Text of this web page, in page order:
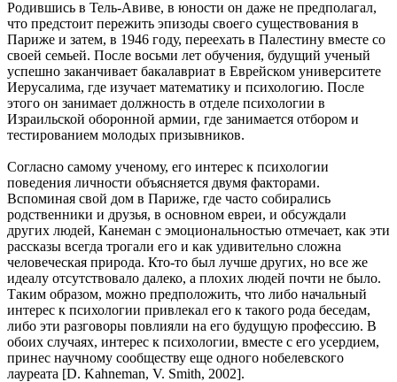
Родившись в Тель-Авиве, в юности он даже не предполагал,
что предстоит пережить эпизоды своего существования в
Париже и затем, в 1946 году, переехать в Палестину вместе со
своей семьей. После восьми лет обучения, будущий ученый
успешно заканчивает бакалавриат в Еврейском университете
Иерусалима, где изучает математику и психологию. После
этого он занимает должность в отделе психологии в
Израильской оборонной армии, где занимается отбором и
тестированием молодых призывников.
Согласно самому ученому, его интерес к психологии
поведения личности объясняется двумя факторами.
Вспоминая свой дом в Париже, где часто собирались
родственники и друзья, в основном евреи, и обсуждали
других людей, Канеман с эмоциональностью отмечает, как эти
рассказы всегда трогали его и как удивительно сложна
человеческая природа. Кто-то был лучше других, но все же
идеалу отсутствовало далеко, а плохих людей почти не было.
Таким образом, можно предположить, что либо начальный
интерес к психологии привлекал его к такого рода беседам,
либо эти разговоры повлияли на его будущую профессию. В
обоих случаях, интерес к психологии, вместе с его усердием,
принес научному сообществу еще одного нобелевского
лауреата [D. Kahneman, V. Smith, 2002].